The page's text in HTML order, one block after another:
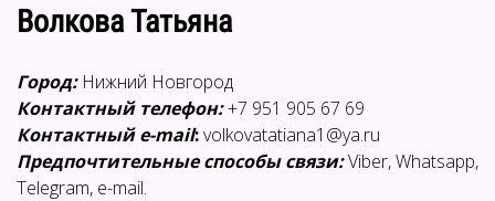
Волкова Татьяна
Город: Нижний Новгород
Контактный телефон:+7 951 905 67 69
Контактный e-mail:volkovatatiana1@ya.ru
Предпочтительные способы связи:Viber, Whatsapp,
Telegram, e-mail.